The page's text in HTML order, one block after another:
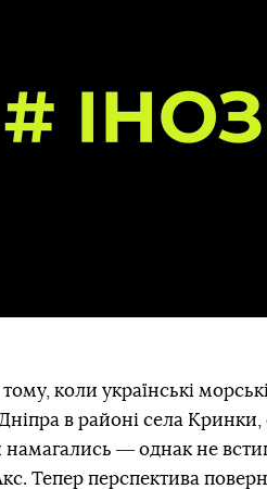
коли українські
Дніпра в районі села
намагались ― однак не
Тепер перспектива